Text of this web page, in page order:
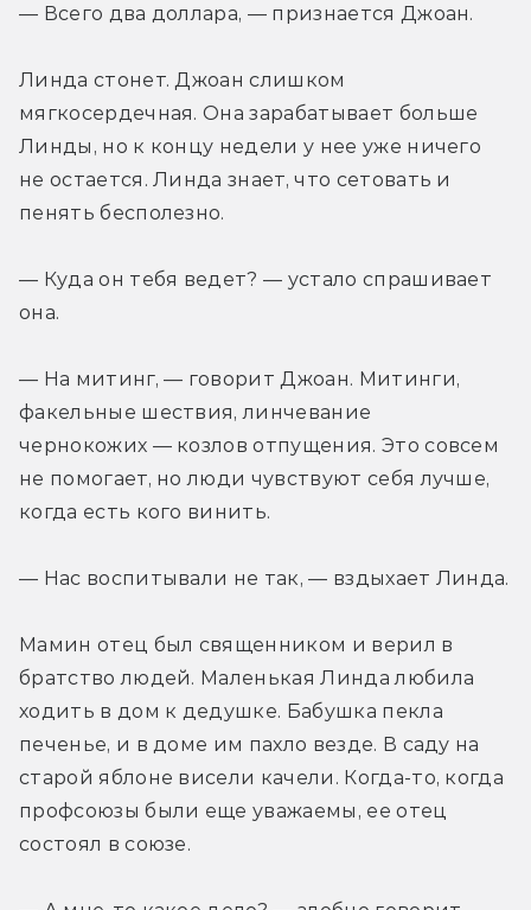
— Всего два доллара, — признается Джоан.
Линда стонет. Джоан слишком
мягкосердечная. Она зарабатывает больше
Линды, но к концу недели у нее уже ничего
не остается. Линда знает, что сетовать и
пенять бесполезно.
— Куда он тебя ведет? — устало спрашивает
она.
— На митинг, — говорит Джоан. Митинги,
факельные шествия, линчевание
чернокожих — козлов отпущения. Это совсем
не помогает, но люди чувствуют себя лучше,
когда есть кого винить.
— Нас воспитывали не так, — вздыхает Линда.
Мамин отец был священником и верил в
братство людей. Маленькая Линда любила
ходить в дом к дедушке. Бабушка пекла
печенье, и в доме им пахло везде. В саду на
старой яблоне висели качели. Когда-то, когда
профсоюзы были еще уважаемы, ее отец
состоял в союзе.